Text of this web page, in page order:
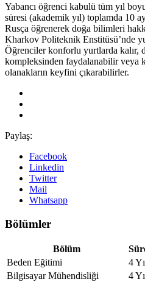
Yabancı öğrenci kabulü tüm yıl
süresi (akademik yıl) toplamda 10
Rusça öğrenerek doğa bilimleri
Kharkov Politeknik Enstitüsü’nde
Öğrenciler konforlu yurtlarda kalır,
kompleksinden faydalanabilir veya
olanakların keyfini çıkarabilirler.
Paylaş:
Facebook
Linkedin
Twitter
Mail
Whatsapp
Bölümler
Bölüm
Beden Eğitimi
4
Bilgisayar Mühendisliği
4